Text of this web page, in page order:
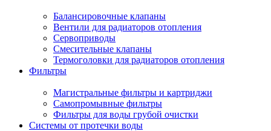
Балансировочные клапаны
Вентили для радиаторов отопления
Сервоприводы
Смесительные клапаны
Термоголовки для радиаторов отопления
Фильтры
Магистральные фильтры и картриджи
Самопромывные фильтры
Фильтры для воды грубой очистки
Системы от протечки воды